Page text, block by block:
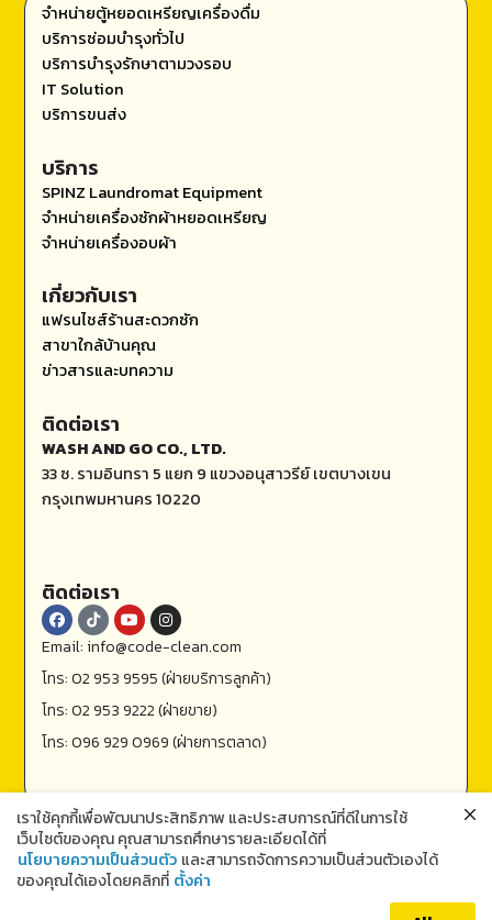
ติดต่อเรา
WASH AND GO CO., LTD.
33 ซ. รามอินทรา 5 แยก 9 แขวงอนุสาวรีย์ เขตบางเขน
กรุงเทพมหานคร 10220
เกี่ยวกับเรา
แฟรนไชส์ร้านสะดวกซัก
สาขาใกล้บ้านคุณ
ข่าวสารและบทความ
บริการ
SPINZ Laundromat Equipment
จำหน่ายเครื่องซักผ้าหยอดเหรียญ
จำหน่ายเครื่องอบผ้า
จำหน่ายตู้หยอดเหรียญเครื่องดื่ม
บริการซ่อมบำรุงทั่วไป
บริการบำรุงรักษาตามวงรอบ
IT Solution
บริการขนส่ง
ติดต่อเรา
Email: info@code-clean.com
โทร: 02 953 9595 (ฝ่ายบริการลูกค้า)
โทร: 02 953 9222 (ฝ่ายขาย)
โทร: 096 929 0969 (ฝ่ายการตลาด)
เราใช้คุกกี้เพื่อพัฒนาประสิทธิภาพ และประสบการณ์ที่ดีในการใช้
เว็บไซต์ของคุณ คุณสามารถศึกษารายละเอียดได้ที่
นโยบายความเป็นส่วนตัว และสามารถจัดการความเป็นส่วนตัวเองได้
ของคุณได้เองโดยคลิกที่ ตั้งค่า